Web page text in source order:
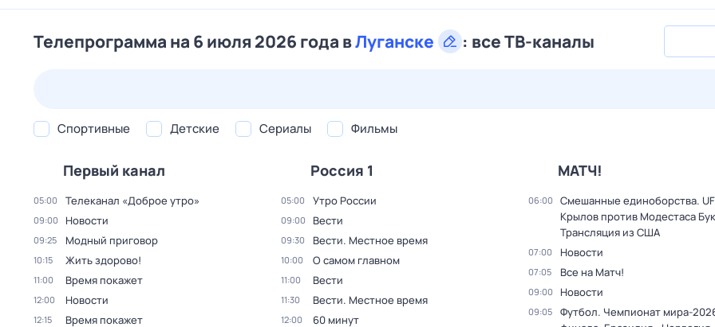
Телепрограмма на 6 июля 2026 года вЛуганске : все ТВ-каналы
Спортивные Детские Сериалы Фильмы
Первый канал
05:00 Телеканал «Доброе утро»
09:00 Новости
09:25 Модный приговор
10:15 Жить здорово!
11:00 Время покажет
12:00 Новости
12:15 Время покажет
Россия 1
05:00 Утро России
09:00 Вести
09:30 Вести. Местное время
10:00 О самом главном
11:00 Вести
11:30 Вести. Местное время
12:00 60 минут
МАТЧ!
06:00
Смешанные единоборства.
Крылов против Модестаса
Трансляция из США
07:00 Новости
07:05 Все на Матч!
09:00 Новости
09:05
Футбол. Чемпионат мира-